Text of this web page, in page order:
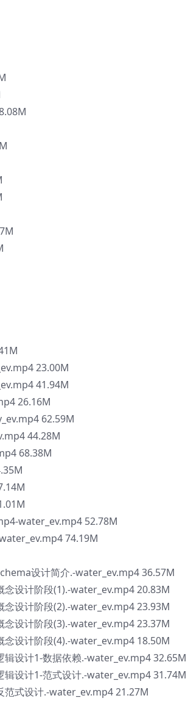
23.00M
41.94M
26.16M
62.59M
44.28M
68.38M
water_ev.mp4 52.78M
74.19M
设计简介.-water_ev.mp4 36.57M
设计阶段(1).-water_ev.mp4 20.83M
设计阶段(2).-water_ev.mp4 23.93M
设计阶段(3).-water_ev.mp4 23.37M
设计阶段(4).-water_ev.mp4 18.50M
设计1-数据依赖.-water_ev.mp4 32.65M
设计1-范式设计.-water_ev.mp4 31.74M
式设计.-water_ev.mp4 21.27M